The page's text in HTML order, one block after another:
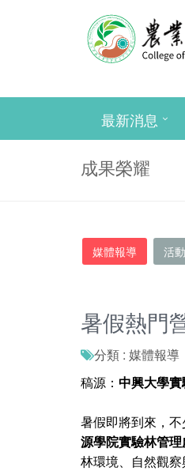
最新消息
成果榮耀
媒體報導 活
暑假熱門
分類 : 媒體報導
稿源： 中興大學
暑假即將到來，
源學院實驗林管理
林環境、自然觀